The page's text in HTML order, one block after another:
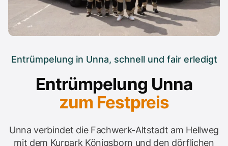
Entrümpelung in Unna, schnell und fair erledigt
Entrümpelung Unna
zum Festpreis
Unna verbindet die Fachwerk-Altstadt am Hellweg
mit dem Kurpark Königsborn und den dörflichen